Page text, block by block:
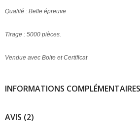
Qualité : Belle épreuve
Tirage : 5000 pièces.
Vendue avec Boite et Certificat
INFORMATIONS COMPLÉMENTAIRES
AVIS (2)